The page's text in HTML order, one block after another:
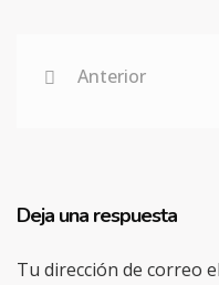
Anterior
Deja una respuesta
Tu dirección de correo